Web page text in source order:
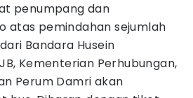
penumpang dan
atas pemindahan sejumlah
Bandara Husein
Kementerian Perhubungan,
Perum Damri akan